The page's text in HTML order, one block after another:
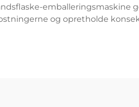
emballeringsmaskine
og opretholde